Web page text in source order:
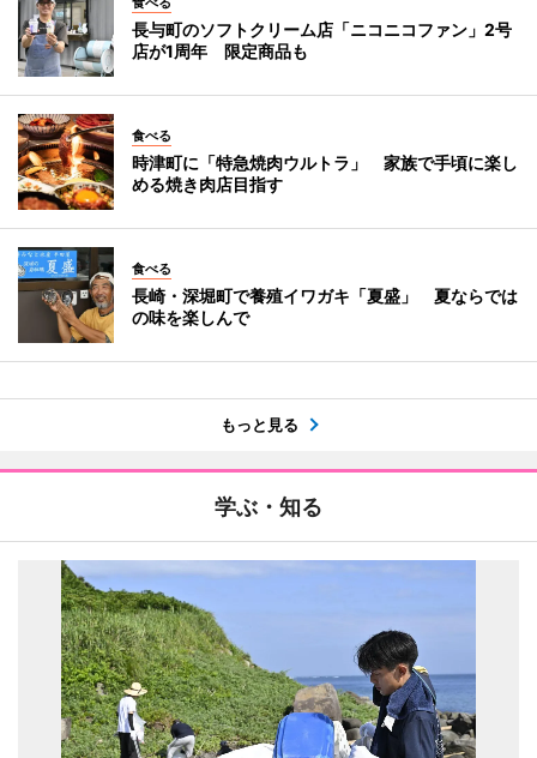
長与町のソフトクリーム店「ニコニコファン」2号
店が1周年 限定商品も
食べる
時津町に「特急焼肉ウルトラ」 家族で手頃に楽し
める焼き肉店目指す
食べる
長崎・深堀町で養殖イワガキ「夏盛」 夏ならでは
の味を楽しんで
もっと見る
学ぶ・知る